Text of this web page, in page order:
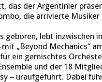
das der Argentinier
die arrivierte
geboren, lebt
mit „Beyond Mechanics“
ein gemischtes
und der 18
– uraufgeführt. Dabei